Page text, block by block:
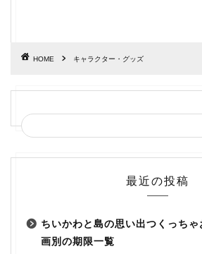
HOME キャラクター・グッズ
最近の投稿
ちいかわと島の思い出つくっち
画別の期限一覧